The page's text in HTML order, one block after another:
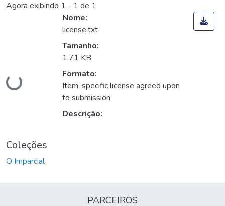
Agora exibindo 1 - 1 de 1
Carregando...
Nome:
license.txt
Tamanho:
1,71 KB
Formato:
Item-specific license agreed upon
to submission
Descrição:
Coleções
O Imparcial
PARCEIROS